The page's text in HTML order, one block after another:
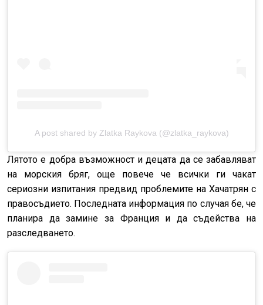
A post shared by Zlatka Raykova (@zlatka_raykova)
Лятото е добра възможност и децата да се забавляват
на морския бряг, още повече че всички ги чакат
сериозни изпитания предвид проблемите на Хачатрян с
правосъдието. Последната информация по случая бе, че
планира да замине за Франция и да съдейства на
разследването.